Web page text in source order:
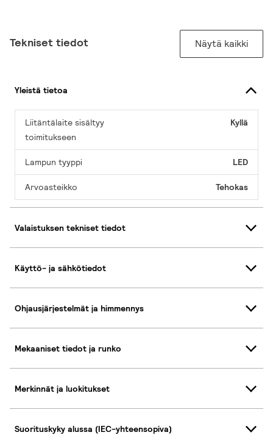
Tekniset tiedot Näytä kaikki
Yleistä tietoa
Liitäntälaite sisältyy
toimitukseen
Kyllä
Lampun tyyppi LED
Arvoasteikko Tehokas
Valaistuksen tekniset tiedot
Käyttö- ja sähkötiedot
Ohjausjärjestelmät ja himmennys
Mekaaniset tiedot ja runko
Merkinnät ja luokitukset
Suorituskyky alussa (IEC-yhteensopiva)